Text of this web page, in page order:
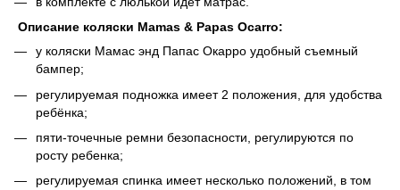
Описание коляски Mamas & Papas Ocarro:
у коляски Мамас энд Папас Окарро удобный съемный
бампер;
регулируемая подножка имеет 2 положения, для удобства
ребёнка;
пяти-точечные ремни безопасности, регулируются по
росту ребенка;
регулируемая спинка имеет несколько положений, в том